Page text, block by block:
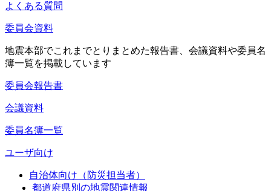
よくある質問
委員会資料
地震本部でこれまでとりまとめた報告書、会議資料や委員名
簿一覧を掲載しています
委員会報告書
会議資料
委員名簿一覧
ユーザ向け
自治体向け（防災担当者）
都道府県別の地震関連情報